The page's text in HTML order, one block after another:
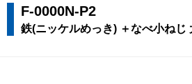
F-0000N-P2
鉄(ニッケルめっき) ＋なべ小ねじ